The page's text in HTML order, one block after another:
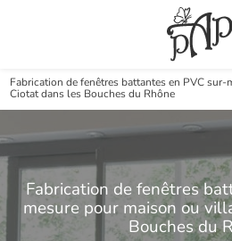
Fabrication de fenêtres battantes en PVC
Ciotat dans les Bouches du Rhône
Fabrication de fenêtres
mesure pour maison ou
Bouches du
Panneau de gestion des cookies